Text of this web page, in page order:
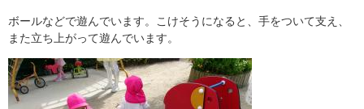
ボールなどで遊んでいます。こけそうになると、手をついて支え、
また立ち上がって遊んでいます。